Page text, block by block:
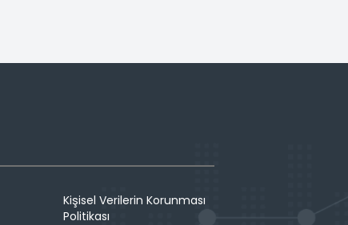
Kişisel Verilerin Korunması
Politikası